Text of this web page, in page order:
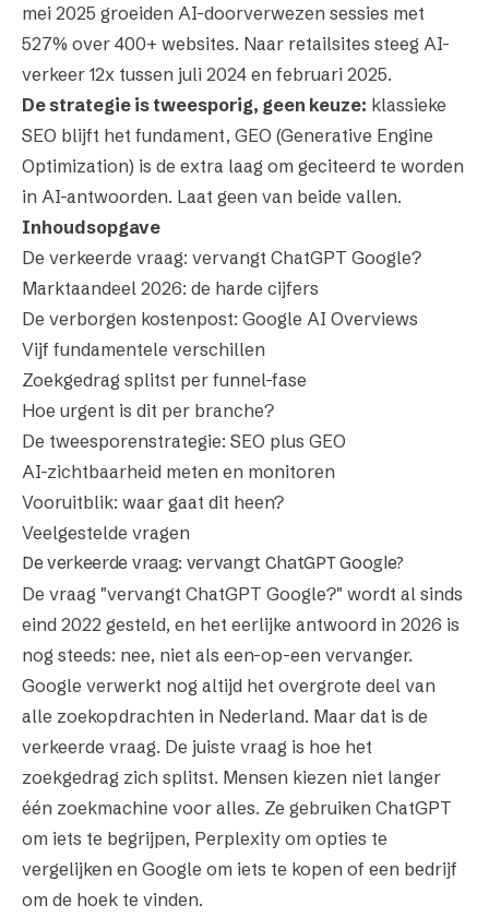
mei 2025 groeiden AI-doorverwezen sessies met
527% over 400+ websites. Naar retailsites steeg AI-
verkeer 12x tussen juli 2024 en februari 2025.
De strategie is tweesporig, geen keuze: klassieke
SEO blijft het fundament, GEO (Generative Engine
Optimization) is de extra laag om geciteerd te worden
in AI-antwoorden. Laat geen van beide vallen.
Inhoudsopgave
De verkeerde vraag: vervangt ChatGPT Google?
Marktaandeel 2026: de harde cijfers
De verborgen kostenpost: Google AI Overviews
Vijf fundamentele verschillen
Zoekgedrag splitst per funnel-fase
Hoe urgent is dit per branche?
De tweesporenstrategie: SEO plus GEO
AI-zichtbaarheid meten en monitoren
Vooruitblik: waar gaat dit heen?
Veelgestelde vragen
De verkeerde vraag: vervangt ChatGPT Google?
De vraag "vervangt ChatGPT Google?" wordt al sinds
eind 2022 gesteld, en het eerlijke antwoord in 2026 is
nog steeds: nee, niet als een-op-een vervanger.
Google verwerkt nog altijd het overgrote deel van
alle zoekopdrachten in Nederland. Maar dat is de
verkeerde vraag. De juiste vraag is hoe het
zoekgedrag zich splitst. Mensen kiezen niet langer
één zoekmachine voor alles. Ze gebruiken ChatGPT
om iets te begrijpen, Perplexity om opties te
vergelijken en Google om iets te kopen of een bedrijf
om de hoek te vinden.